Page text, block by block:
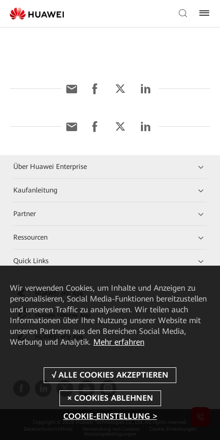
Über Huawei Enterprise
Kaufanleitung
Partner
Ressourcen
Quick Links
HUAWEI eKit App
Huawei HiKnow App
HUAWEI eFly App
Copyright © 2026 Huawei Technologies Co., Ltd. All rights reserved.
Datenschutzrichtlinie
Verwendung von Cookies
Cookie Einstellungen
Nutzungsbedingungen
Wir verwenden Cookies, um Inhalte und Anzeigen zu
personalisieren, Social Media-Funktionen bereitzustellen
und unseren Traffic zu analysieren. Wir teilen auch
Informationen über Ihre Nutzung unserer Website mit
unseren Partnern aus den Bereichen Social Media,
Werbung und Analytik. Mehr erfahren
COOKIE-EINSTELLUNG >